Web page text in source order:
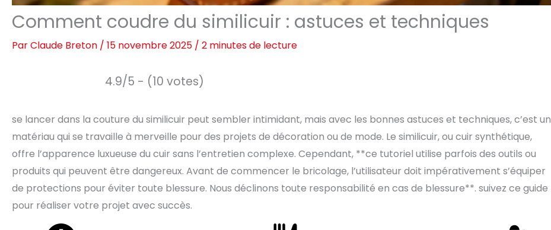
Comment coudre du similicuir : astuces et techniques
ParClaude Breton / 15 novembre 2025 / 2 minutes de lecture
4.9/5 - (10 votes)
se lancer dans la couture du similicuir peut sembler intimidant, mais avec les bonnes astuces et techniques, c’est un
matériau qui se travaille à merveille pour des projets de décoration ou de mode. Le similicuir, ou cuir synthétique,
offre l’apparence luxueuse du cuir sans l’entretien complexe. Cependant, **ce tutoriel utilise parfois des outils ou
produits qui peuvent être dangereux. Avant de commencer le bricolage, l’utilisateur doit impérativement s’équiper
de protections pour éviter toute blessure. Nous déclinons toute responsabilité en cas de blessure**. suivez ce guide
pour réaliser votre projet avec succès.